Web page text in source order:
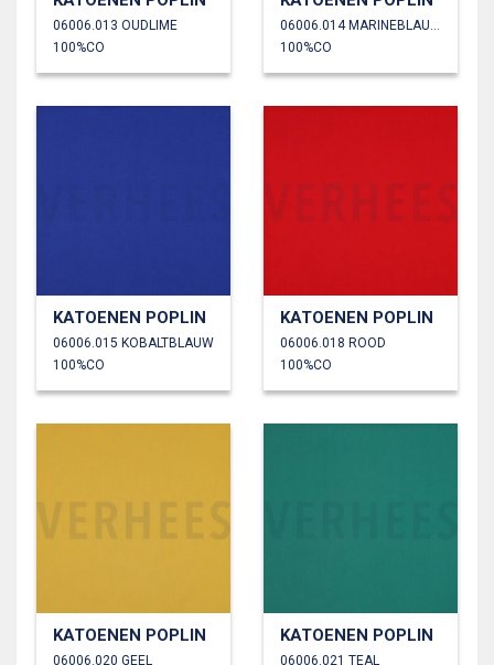
06006.013 OUDLIME
100%CO
06006.014 MARINEBLAUW
100%CO
KATOENEN POPLIN
06006.015 KOBALTBLAUW
100%CO
KATOENEN POPLIN
06006.018 ROOD
100%CO
KATOENEN POPLIN
06006.020 GEEL
KATOENEN POPLIN
06006.021 TEAL